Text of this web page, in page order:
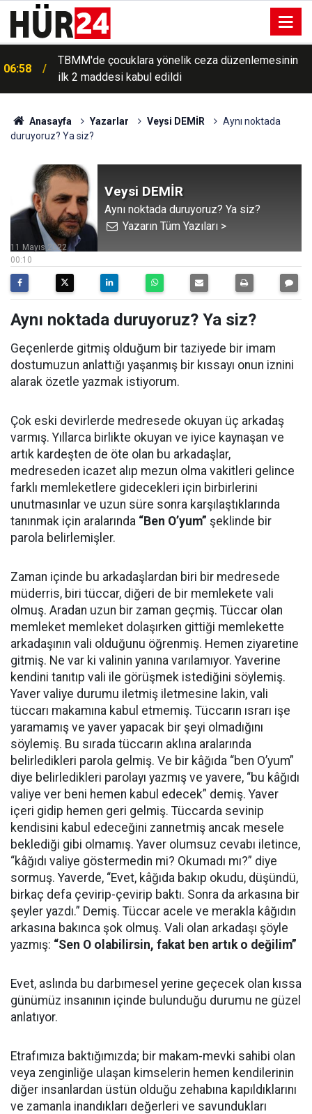
06:39
ABD'nin silah stokları tartışması büyüyor: Trump
sızıntılara öfkeli
Anasayfa Yazarlar Veysi DEMİR
Aynı noktada
duruyoruz? Ya siz?
Veysi DEMİR
Aynı noktada duruyoruz? Ya siz?
Yazarın Tüm Yazıları >
00:10
11 Mayıs 2022
Aynı noktada duruyoruz? Ya siz?
Geçenlerde gitmiş olduğum bir taziyede bir imam
dostumuzun anlattığı yaşanmış bir kıssayı onun iznini
alarak özetle yazmak istiyorum.
Çok eski devirlerde medresede okuyan üç arkadaş
varmış. Yıllarca birlikte okuyan ve iyice kaynaşan ve
artık kardeşten de öte olan bu arkadaşlar,
medreseden icazet alıp mezun olma vakitleri gelince
farklı memleketlere gidecekleri için birbirlerini
unutmasınlar ve uzun süre sonra karşılaştıklarında
tanınmak için aralarında “Ben O’yum” şeklinde bir
parola belirlemişler.
Zaman içinde bu arkadaşlardan biri bir medresede
müderris, biri tüccar, diğeri de bir memlekete vali
olmuş. Aradan uzun bir zaman geçmiş. Tüccar olan
memleket memleket dolaşırken gittiği memlekette
arkadaşının vali olduğunu öğrenmiş. Hemen ziyaretine
gitmiş. Ne var ki valinin yanına varılamıyor. Yaverine
kendini tanıtıp vali ile görüşmek istediğini söylemiş.
Yaver valiye durumu iletmiş iletmesine lakin, vali
tüccarı makamına kabul etmemiş. Tüccarın ısrarı işe
yaramamış ve yaver yapacak bir şeyi olmadığını
söylemiş. Bu sırada tüccarın aklına aralarında
belirledikleri parola gelmiş. Ve bir kâğıda “ben O’yum”
diye belirledikleri parolayı yazmış ve yavere, “bu kâğıdı
valiye ver beni hemen kabul edecek” demiş. Yaver
içeri gidip hemen geri gelmiş. Tüccarda sevinip
kendisini kabul edeceğini zannetmiş ancak mesele
beklediği gibi olmamış. Yaver olumsuz cevabı iletince,
“kâğıdı valiye göstermedin mi? Okumadı mı?” diye
sormuş. Yaverde, “Evet, kâğıda bakıp okudu, düşündü,
birkaç defa çevirip-çevirip baktı. Sonra da arkasına bir
şeyler yazdı.” Demiş. Tüccar acele ve merakla kâğıdın
arkasına bakınca şok olmuş. Vali olan arkadaşı şöyle
yazmış: “Sen O olabilirsin, fakat ben artık o değilim”
Evet, aslında bu darbımesel yerine geçecek olan kıssa
günümüz insanının içinde bulunduğu durumu ne güzel
anlatıyor.
Etrafımıza baktığımızda; bir makam-mevki sahibi olan
veya zenginliğe ulaşan kimselerin hemen kendilerinin
diğer insanlardan üstün olduğu zehabına kapıldıklarını
ve zamanla inandıkları değerleri ve savundukları